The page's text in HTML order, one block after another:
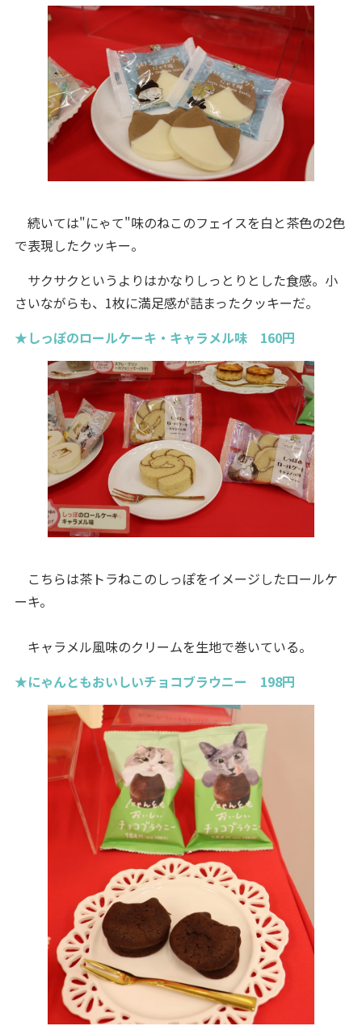
続いては"にゃて"味のねこのフェイスを白と茶色の2色
で表現したクッキー。
サクサクというよりはかなりしっとりとした食感。小
さいながらも、1枚に満足感が詰まったクッキーだ。
★しっぽのロールケーキ・キャラメル味 160円
こちらは茶トラねこのしっぽをイメージしたロールケ
ーキ。
キャラメル風味のクリームを生地で巻いている。
★にゃんともおいしいチョコブラウニー 198円